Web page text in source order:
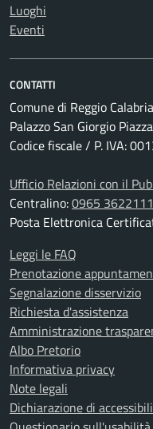
Luoghi
Eventi
CONTATTI
Comune di Reggio Calabria
Palazzo San Giorgio
Codice fiscale / P. IVA:
Ufficio Relazioni con il
Centralino:0965 3622111
Posta Elettronica
Leggi le FAQ
Prenotazione
Segnalazione disservizio
Richiesta d'assistenza
Amministrazione
Albo Pretorio
Informativa privacy
Note legali
Dichiarazione di